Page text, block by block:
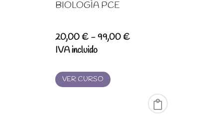
BIOLOGÍA PCE
20,00€ -99,00€Rango
hasta
99,00 €
IVA incluido
VER CURSO